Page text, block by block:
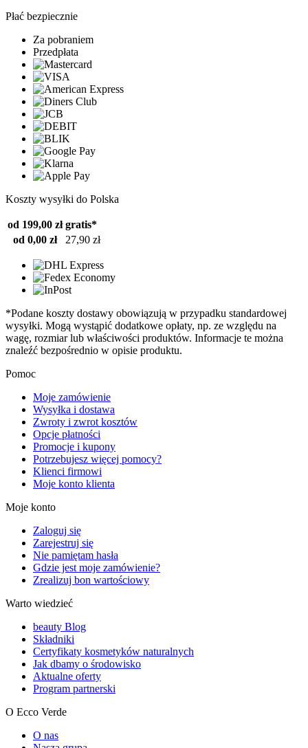
Płać bezpiecznie
Za pobraniem
Przedpłata
Koszty wysyłki do Polska
od 199,00 zł gratis*
od 0,00 zł
27,90 zł
*Podane koszty dostawy obowiązują w przypadku standardowej
wysyłki. Mogą wystąpić dodatkowe opłaty, np. ze względu na
wagę, rozmiar lub właściwości produktów. Informacje te można
znaleźć bezpośrednio w opisie produktu.
Pomoc
Moje zamówienie
Wysyłka i dostawa
Zwroty i zwrot kosztów
Opcje płatności
Promocje i kupony
Potrzebujesz więcej pomocy?
Klienci firmowi
Moje konto klienta
Moje konto
Zaloguj się
Zarejestruj się
Nie pamiętam hasła
Gdzie jest moje zamówienie?
Zrealizuj bon wartościowy
Warto wiedzieć
beauty Blog
Składniki
Certyfikaty kosmetyków naturalnych
Jak dbamy o środowisko
Aktualne oferty
Program partnerski
O Ecco Verde
O nas